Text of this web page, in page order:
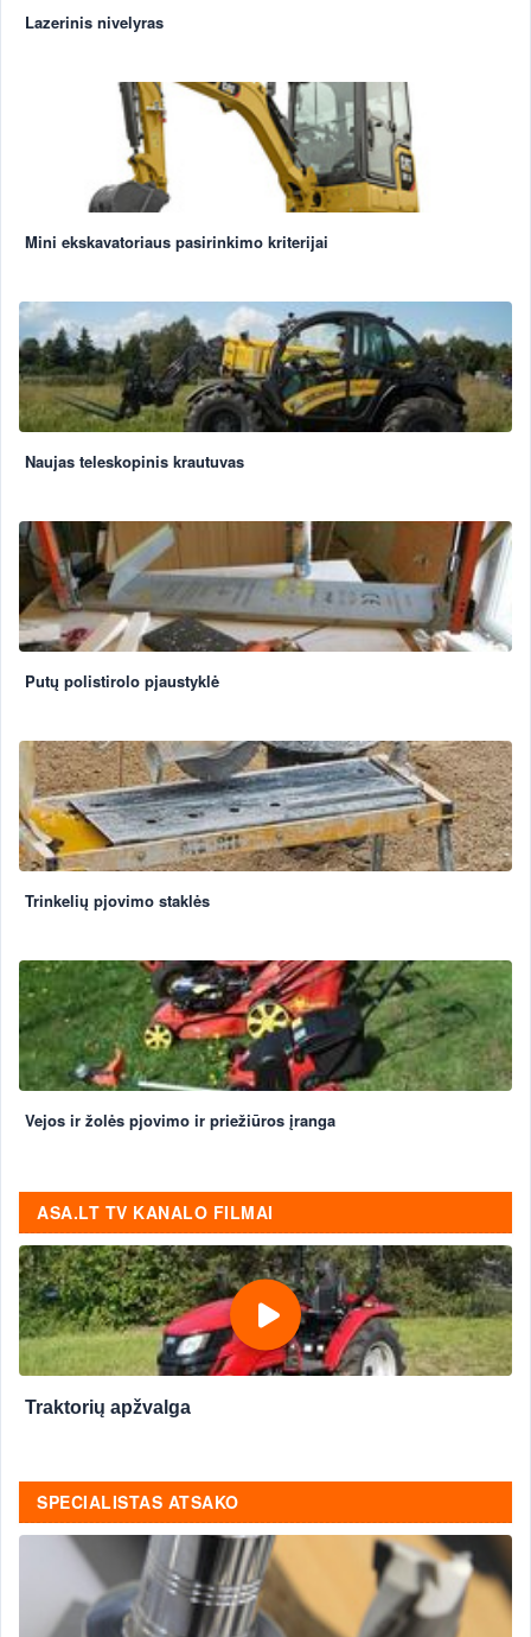
Lazerinis nivelyras
Mini ekskavatoriaus pasirinkimo kriterijai
Naujas teleskopinis krautuvas
Putų polistirolo pjaustyklė
Trinkelių pjovimo staklės
Vejos ir žolės pjovimo ir priežiūros įranga
ASA.LT TV KANALO FILMAI
Traktorių apžvalga
SPECIALISTAS ATSAKO